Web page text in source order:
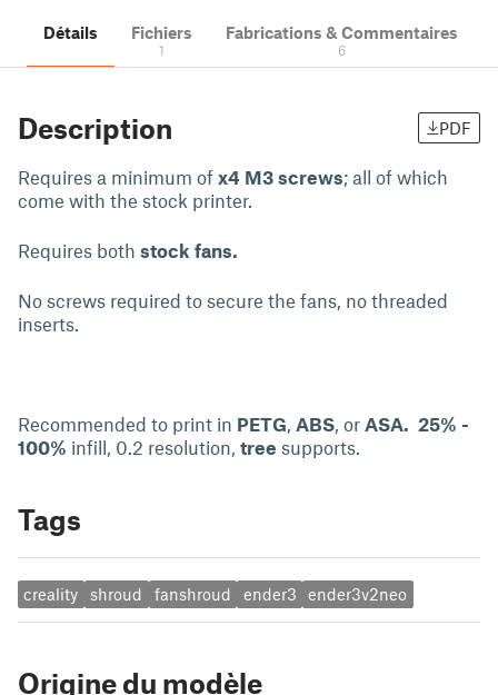
Détails Fichiers
1
Fabrications & Commentaires
6
Description PDF
Requires a minimum of x4 M3 screws; all of which
come with the stock printer.
Requires both stock fans.
No screws required to secure the fans, no threaded
inserts.
Recommended to print in PETG, ABS, or ASA. 25% -
100% infill, 0.2 resolution, tree supports.
Tags
creality shroud fanshroud ender3 ender3v2neo
Origine du modèle